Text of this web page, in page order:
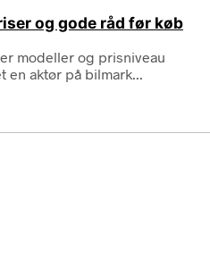
og gode råd før køb
modeller og prisniveau
aktør på bilmark...